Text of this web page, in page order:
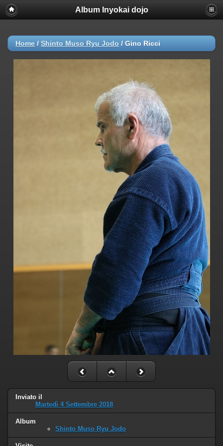
Album Inyokai dojo
Home / Shinto Muso Ryu Jodo / Gino Ricci
Inviato il
Martedì 4 Settembre 2018
Album
Shinto Muso Ryu Jodo